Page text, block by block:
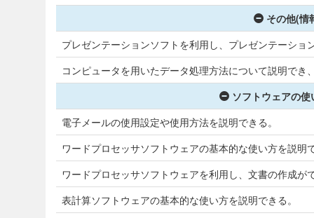
その他(情
プレゼンテーションソフトを利用し、プレゼンテーショ
コンピュータを用いたデータ処理方法について説明でき
ソフトウェアの
電子メールの使用設定や使用方法を説明できる。
ワードプロセッサソフトウェアの基本的な使い方を説明
ワードプロセッサソフトウェアを利用し、文書の作成が
表計算ソフトウェアの基本的な使い方を説明できる。